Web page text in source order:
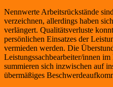
Nennwerte Arbeitsrückstände
verzeichnen, allerdings haben
verlängert. Qualitätsverluste
persönlichen Einsatzes der
vermieden werden. Die
Leistungssachbearbeiter/innen
summieren sich inzwischen auf
übermäßiges